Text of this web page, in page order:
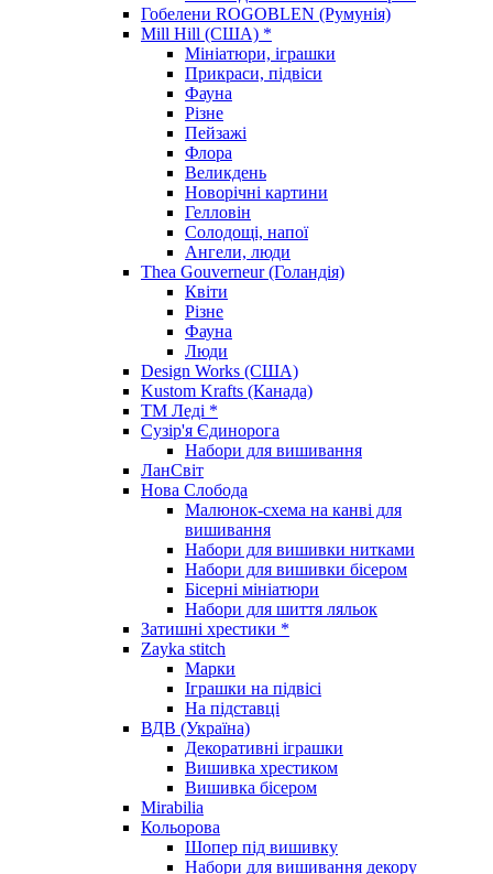
Гобелени ROGOBLEN (Румунія)
Mill Hill (США) *
Мініатюри, іграшки
Прикраси, підвіси
Фауна
Різне
Пейзажі
Флора
Великдень
Новорічні картини
Гелловін
Солодощі, напої
Ангели, люди
Thea Gouverneur (Голандія)
Квіти
Різне
Фауна
Люди
Design Works (США)
Kustom Krafts (Канада)
ТМ Леді *
Сузір'я Єдинорога
Набори для вишивання
ЛанСвіт
Нова Слобода
Малюнок-схема на канві для
вишивання
Набори для вишивки нитками
Набори для вишивки бісером
Бісерні мініатюри
Набори для шиття ляльок
Затишні хрестики *
Zayka stitch
Марки
Іграшки на підвісі
На підставці
ВДВ (Україна)
Декоративні іграшки
Вишивка хрестиком
Вишивка бісером
Mirabilia
Кольорова
Шопер під вишивку
Набори для вишивання декору